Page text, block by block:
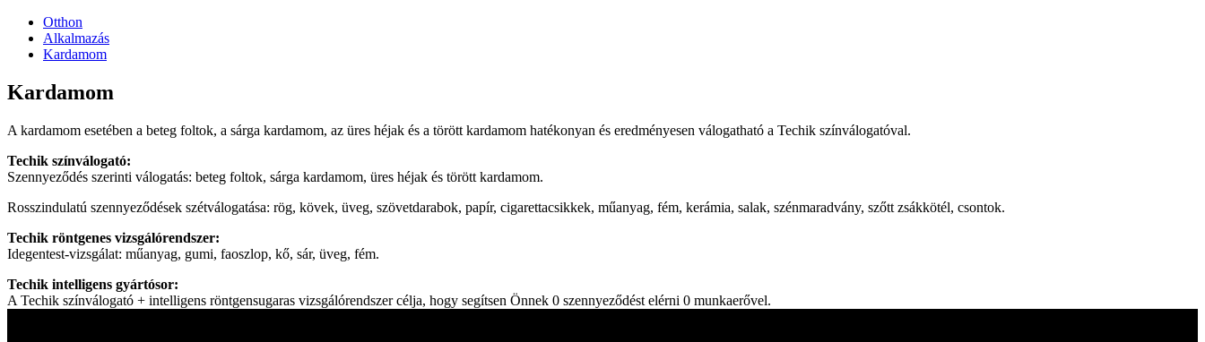
Otthon
Alkalmazás
Kardamom
Kardamom
A kardamom esetében a beteg foltok, a sárga kardamom, az üres héjak és a törött kardamom hatékonyan és eredményesen válogatható a Techik színválogatóval.
Techik színválogató:
Szennyeződés szerinti válogatás: beteg foltok, sárga kardamom, üres héjak és törött kardamom.
Rosszindulatú szennyeződések szétválogatása: rög, kövek, üveg, szövetdarabok, papír, cigarettacsikkek, műanyag, fém, kerámia, salak, szénmaradvány, szőtt zsákkötél, csontok.
Techik röntgenes vizsgálórendszer:
Idegentest-vizsgálat: műanyag, gumi, faoszlop, kő, sár, üveg, fém.
Techik intelligens gyártósor:
A Techik színválogató + intelligens röntgensugaras vizsgálórendszer célja, hogy segítsen Önnek 0 szennyeződést elérni 0 munkaerővel.